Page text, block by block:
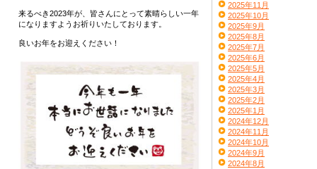
来るべき2023年が、皆さんにとって素晴らしい一年
になりますようお祈りいたしております。
良いお年をお迎えください！
2025年11月
2025年10月
2025年9月
2025年8月
2025年7月
2025年6月
2025年5月
2025年4月
2025年3月
2025年2月
2025年1月
2024年12月
2024年11月
2024年10月
2024年9月
2024年8月